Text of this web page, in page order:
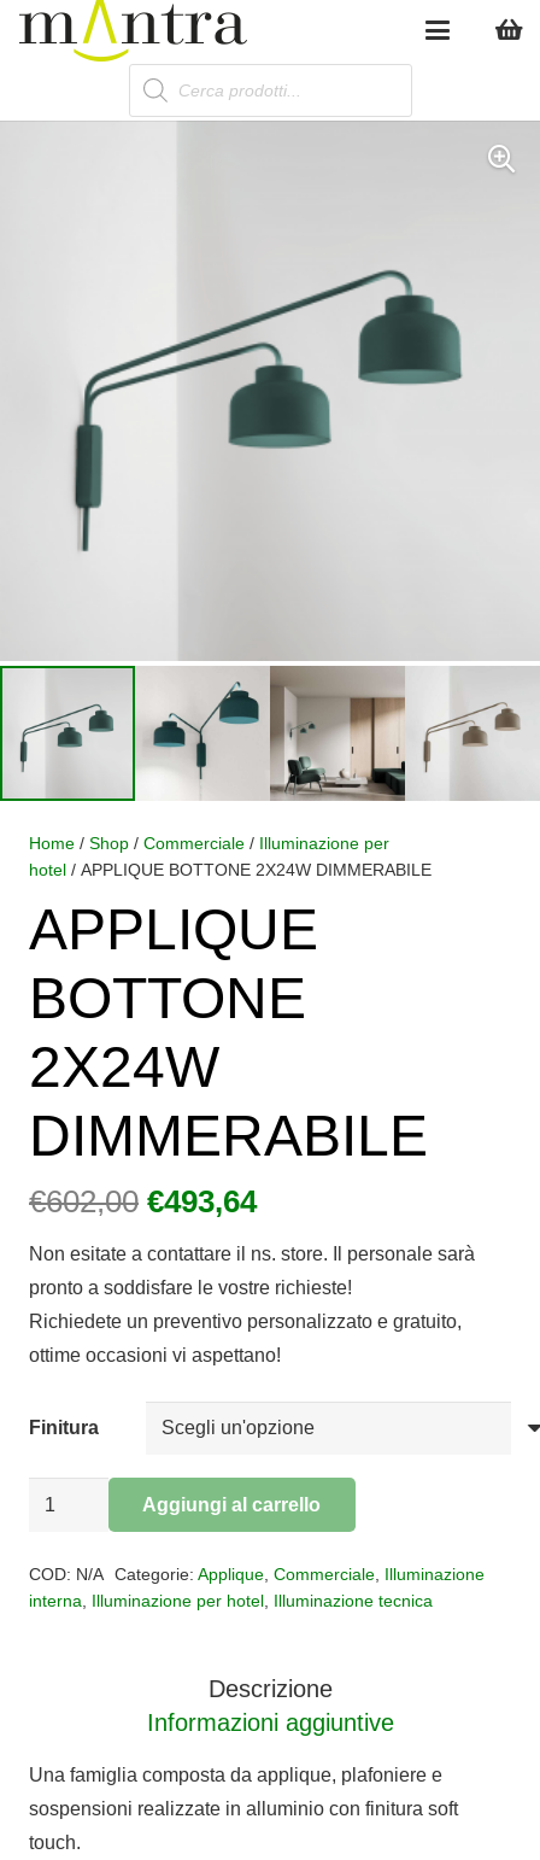
Products
search
Home / Shop / Commerciale / Illuminazione per
hotel / APPLIQUE BOTTONE 2X24W DIMMERABILE
APPLIQUE
BOTTONE
2X24W
DIMMERABILE
€602,00 Il
originale
era:
€602,00.
€493,64Il
attuale
è:
€493,64.
Non esitate a contattare il ns. store. Il personale sarà
pronto a soddisfare le vostre richieste!
Richiedete un preventivo personalizzato e gratuito,
ottime occasioni vi aspettano!
Finitura
APPLIQUE
BOTTONE
DIMMERABILE
Aggiungi al carrello
COD: N/A Categorie: Applique, Commerciale, Illuminazione
interna
Illuminazione per hotel Illuminazione tecnica
Descrizione
Informazioni aggiuntive
Una famiglia composta da applique, plafoniere e
sospensioni realizzate in alluminio con finitura soft
touch.